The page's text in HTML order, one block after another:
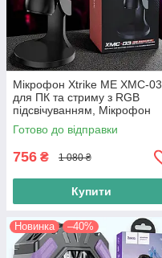
Мікрофон Xtrike ME XMC-03
для ПК та стриму з RGB
підсвічуванням, Мікрофон
ігровий, Мікрофон для
стриму, чорний
Готово до відправки
756 ₴ 1 080 ₴
Купити
Новинка –40%